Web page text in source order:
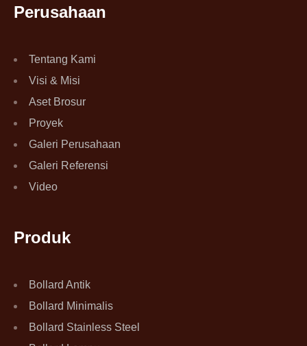
Perusahaan
Tentang Kami
Visi & Misi
Aset Brosur
Proyek
Galeri Perusahaan
Galeri Referensi
Video
Produk
Bollard Antik
Bollard Minimalis
Bollard Stainless Steel